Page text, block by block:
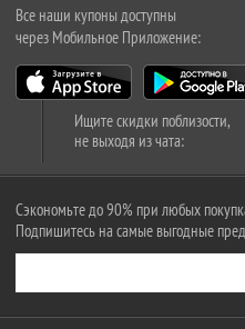
Все наши купоны доступны
через Мобильное Приложение:
Ищите скидки поблизости,
не выходя из чата:
Сэкономьте до 90% при любых
Подпишитесь на самые выгодные